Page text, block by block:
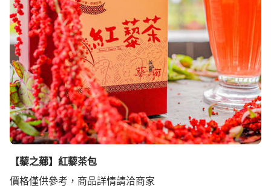
【藜之薌】紅藜茶包
價格僅供參考，商品詳情請洽商家